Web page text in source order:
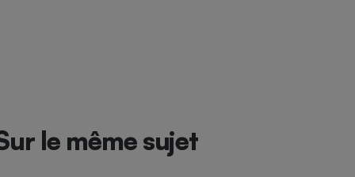
le même sujet